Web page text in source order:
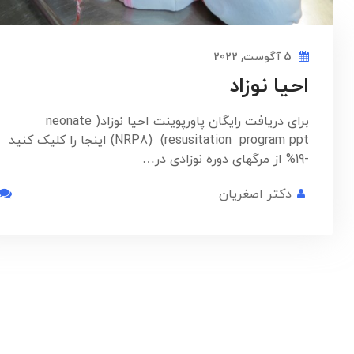
احیا نوزاد
برای دریافت رایگان پاورپوینت احیا نوزاد(neonate
resusitation program ppt) (NRP8) اینجا را کلیک کنید
-19% از مرگهای دوره نوزادی در…
دکتر اصغریان